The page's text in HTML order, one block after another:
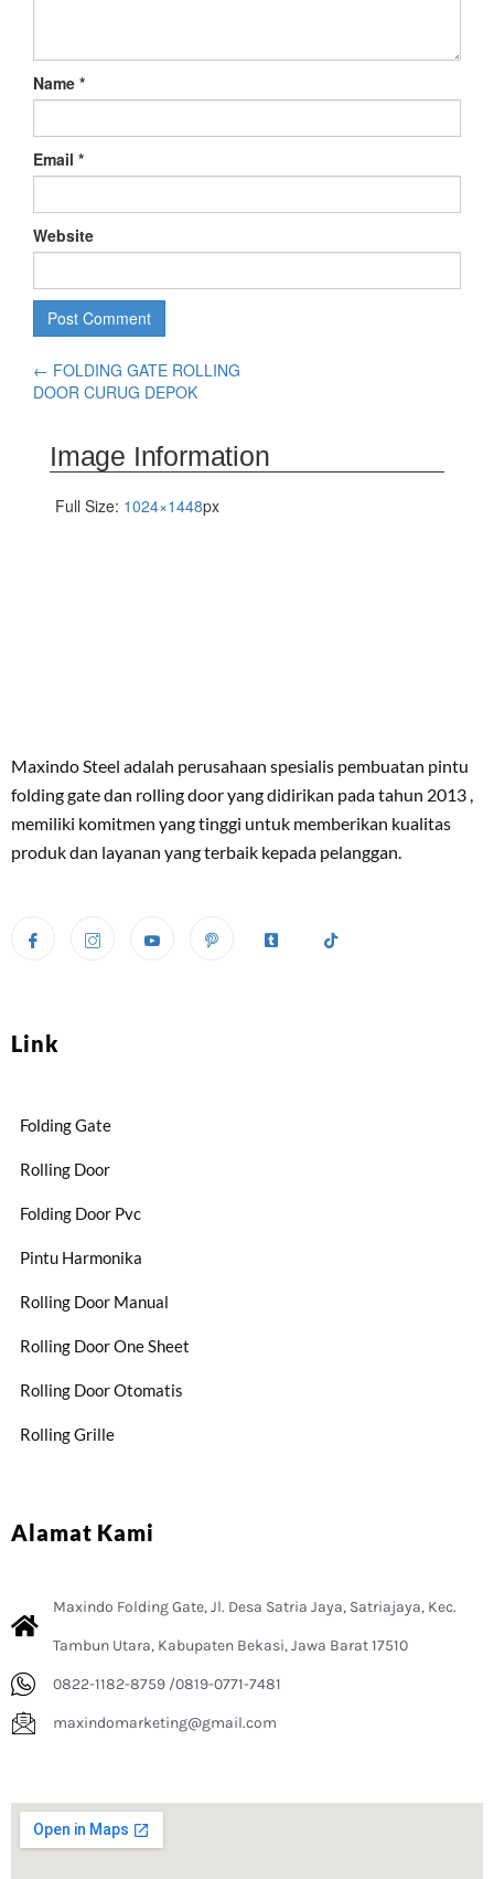
Name *
Email *
Website
← FOLDING GATE ROLLING
DOOR CURUG DEPOK
Image Information
Full Size: 1024×1448px
Maxindo Steel adalah perusahaan spesialis pembuatan pintu
folding gate dan rolling door yang didirikan pada tahun 2013 ,
memiliki komitmen yang tinggi untuk memberikan kualitas
produk dan layanan yang terbaik kepada pelanggan.
Link
Folding Gate
Rolling Door
Folding Door Pvc
Pintu Harmonika
Rolling Door Manual
Rolling Door One Sheet
Rolling Door Otomatis
Rolling Grille
Alamat Kami
Maxindo Folding Gate, Jl. Desa Satria Jaya, Satriajaya, Kec.
Tambun Utara, Kabupaten Bekasi, Jawa Barat 17510
0822-1182-8759 /0819-0771-7481
maxindomarketing@gmail.com